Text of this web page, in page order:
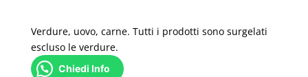
Verdure, uovo, carne. Tutti i prodotti sono surgelati
escluso le verdure.
Chiedi Info